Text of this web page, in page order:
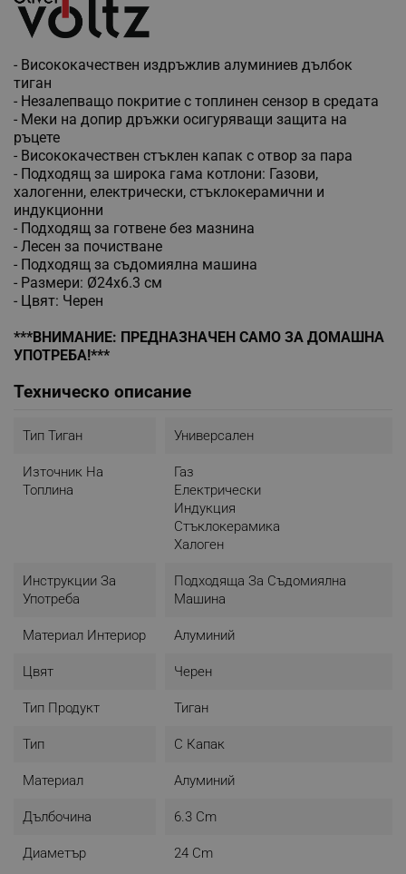
- Висококачествен издръжлив алуминиев дълбок
тиган
- Незалепващо покритие с топлинен сензор в средата
- Меки на допир дръжки осигуряващи защита на
ръцете
- Висококачествен стъклен капак с отвор за пара
- Подходящ за широка гама котлони: Газови,
халогенни, електрически, стъклокерамични и
индукционни
- Подходящ за готвене без мазнина
- Лесен за почистване
- Подходящ за съдомиялна машина
- Размери: Ø24x6.3 см
- Цвят: Черен
***ВНИМАНИЕ: ПРЕДНАЗНАЧЕН САМО ЗА ДОМАШНА
УПОТРЕБА!***
Техническо описание
Тип Тиган Универсален
Източник На
Топлина
Газ
Електрически
Индукция
Стъклокерамика
Халоген
Инструкции За
Употреба
Подходяща За Съдомиялна
Машина
Материал Интериор Алуминий
Цвят Черен
Тип Продукт Тиган
Тип С Капак
Материал Алуминий
Дълбочина 6.3 Cm
Диаметър 24 Cm